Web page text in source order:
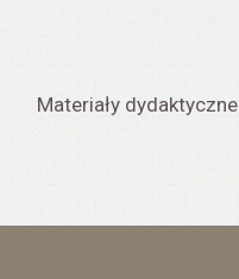
Materiały dydaktyczne